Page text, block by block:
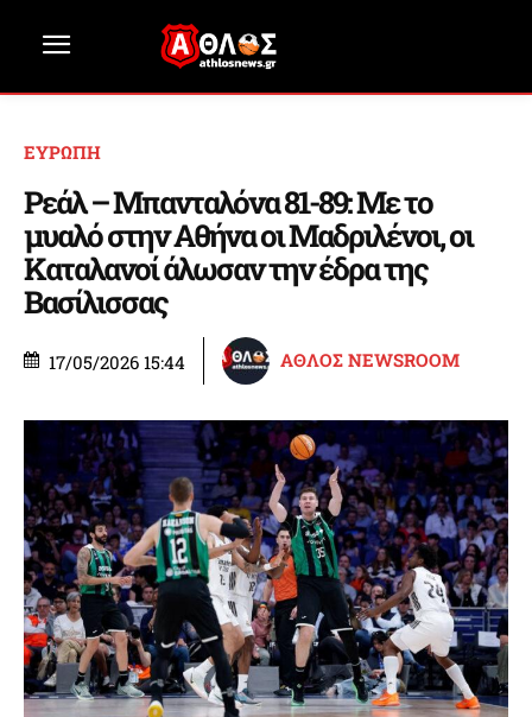
ΕΥΡΩΠΗ
Ρεάλ – Μπανταλόνα 81-89: Με το
μυαλό στην Αθήνα οι Μαδριλένοι, οι
Καταλανοί άλωσαν την έδρα της
Βασίλισσας
17/05/2026 15:44 ΑΘΛΟΣ NEWSROOM